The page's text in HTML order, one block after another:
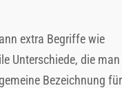
extra Begriffe wie
Unterschiede, die man
Bezeichnung für